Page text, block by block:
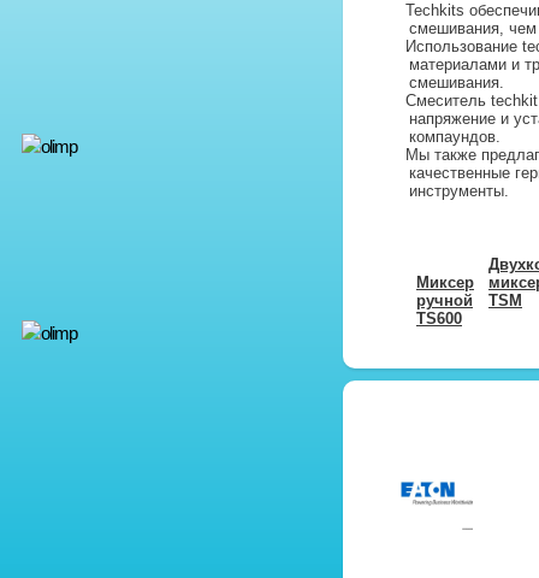
Techkits
смешивания,
Использование
материалами и
смешивания.
Смеситель
напряжение и
компаундов.
Мы также
качественные
инструменты.
Миксер
ручной
TS600
TSM